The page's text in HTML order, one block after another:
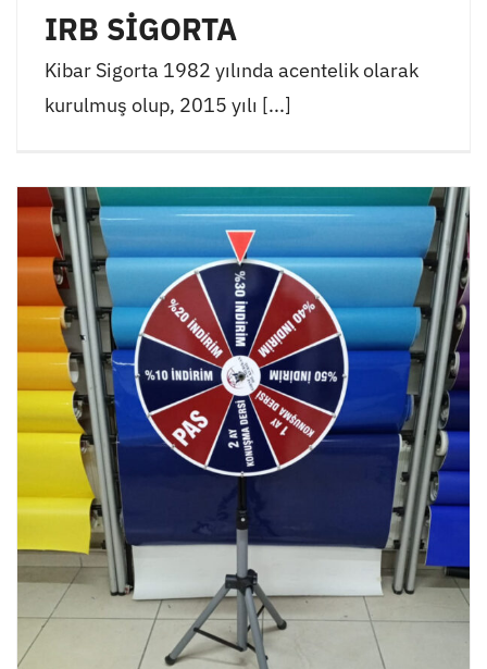
IRB SİGORTA
Kibar Sigorta 1982 yılında acentelik olarak
kurulmuş olup, 2015 yılı [...]